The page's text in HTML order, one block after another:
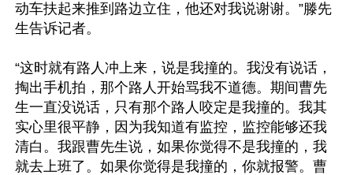
动车扶起来推到路边立住，他还对我说谢谢。”滕先
生告诉记者。
“这时就有路人冲上来，说是我撞的。我没有说话，
掏出手机拍，那个路人开始骂我不道德。期间曹先
生一直没说话，只有那个路人咬定是我撞的。我其
实心里很平静，因为我知道有监控，监控能够还我
清白。我跟曹先生说，如果你觉得不是我撞的，我
就去上班了。如果你觉得是我撞的，你就报警。曹